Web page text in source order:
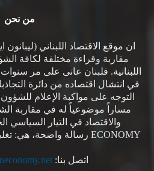
من نحن
ان موقع الاقتصاد اللبناني
مقاربة وقراءة مختلفة لكافة
اللبنانية. فلبنان عانى على مر
في انتشال اقتصاده من دائرة
التوجه على مواكبة الإعلام
مساراً موضوعياً له في مقاربة
ECONOMY رسالة واضحة، هي: تغليب الاقتصاد على السياسة.
اتصل بنا: